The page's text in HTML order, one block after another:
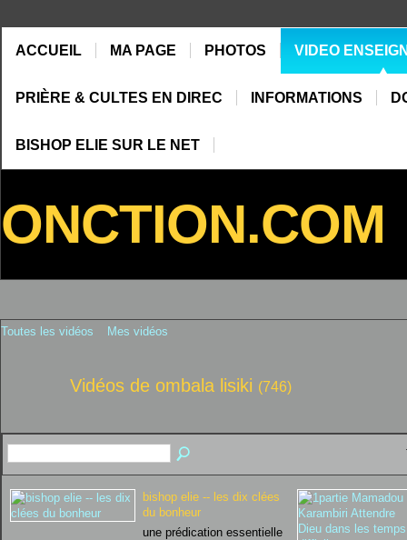
ACCUEIL MA PAGE PHOTOS VIDEO
PRIÈRE & CULTES EN DIREC INFORMATIONS
BISHOP ELIE SUR LE NET
ONCTION.COM
Toutes les vidéos Mes vidéos
Vidéos de ombala lisiki (746)
bishop elie -- les dix clées
du bonheur
une prédication essentielle